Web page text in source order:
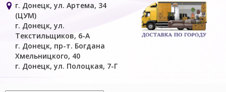
г. Донецк, ул. Артема, 34
(ЦУМ)
г. Донецк, ул.
Текстильщиков, 6-А
г. Донецк, пр-т. Богдана
Хмельницкого, 40
г. Донецк, ул. Полоцкая, 7-Г